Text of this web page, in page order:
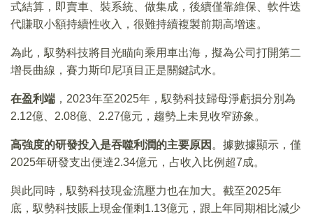
式結算，即賣車、裝系統、做集成，後續僅靠維保、軟件迭
代賺取小額持續性收入，很難持續複製前期高增速。
為此，馭勢科技將目光瞄向乘用車出海，擬為公司打開第二
增長曲線，賽力斯印尼項目正是關鍵試水。
在盈利端 ，2023年至2025年，馭勢科技歸母淨虧損分別為
2.12億、2.08億、2.27億元，趨勢上未見收窄跡象。
高強度的研發投入是吞噬利潤的主要原因 。據數據顯示，僅
2025年研發支出便達2.34億元，占收入比例超7成。
與此同時，馭勢科技現金流壓力也在加大。截至2025年
底，馭勢科技賬上現金僅剩1.13億元，跟上年同期相比減少